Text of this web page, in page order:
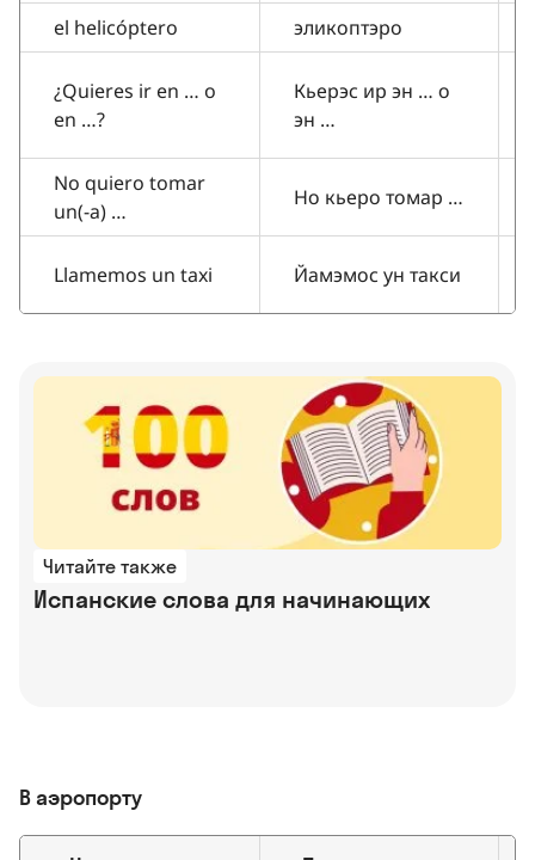
el helicóptero
эликоптэро
¿Quieres ir en … o
en …?
Кьерэс ир эн … о
эн …
No quiero tomar
un(-а) …
Но кьеро томар …
Llamemos un taxi Йамэмос ун такси
Читайте также
Испанские слова для начинающих
В аэропорту